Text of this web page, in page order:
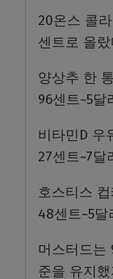
20온스 콜
센트로 올랐
양상추 한
96센트~5
비타민D 우
27센트~7
호스티스
48센트~5
머스터드는
준을 유지